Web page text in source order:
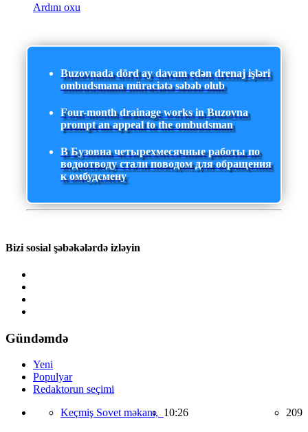
Ardını oxu
Buzovnada dörd ay davam edən drenaj işləri
ombudsmana müraciətə səbəb olub
Four-month drainage works in Buzovna
prompt an appeal to the ombudsman
В Бузовна четырехмесячные работы по
водоотводу стали поводом для обращения
к омбудсмену
Bizi sosial şəbəkələrdə izləyin
Gündəmdə
Yeni
Populyar
Redaktorun seçimi
Keçmiş Sovet məkanı, 10:26 209